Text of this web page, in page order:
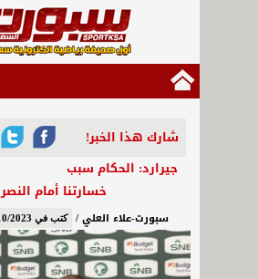
شارك هذا الخبر!
جيرارد: الحكام سبب
خسارتنا أمام النصر
سبورت-علاء العلي / كتب في 31/10/2023 - 9:26 م